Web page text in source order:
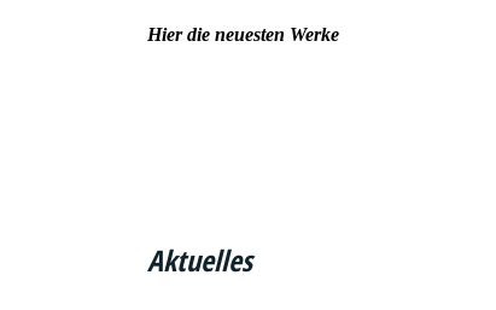
Hier die neuesten Werke
Aktuelles